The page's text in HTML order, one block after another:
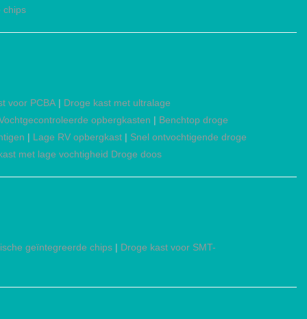
chips
voor PCBA | Droge kast met ultralage
opbergkasten | Benchtop droge
| Lage RV opbergkast | Snel ontvochtigende droge
met lage vochtigheid Droge doos
geïntegreerde chips | Droge kast voor SMT-